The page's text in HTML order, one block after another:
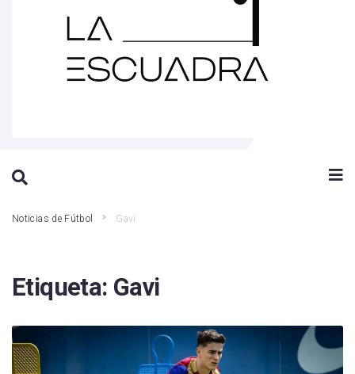
Noticias de Fútbol Gavi
Etiqueta: Gavi